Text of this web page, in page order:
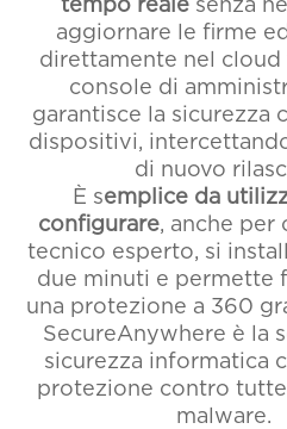
aggiornare le firme
direttamente nel cloud
console di
garantisce la sicurezza
dispositivi,
di nuovo
È semplice da
configurare, anche per
tecnico esperto, si
due minuti e permette
una protezione a 360
SecureAnywhere è la
sicurezza informatica
protezione contro
malware.